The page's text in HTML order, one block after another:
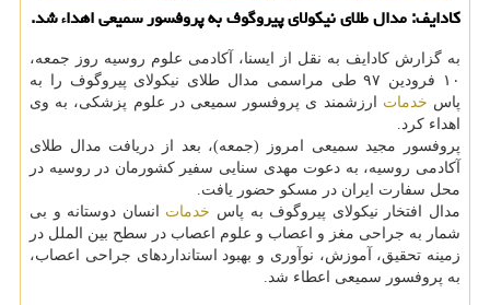
كادایف: مدال طلای نیكولای پیروگوف به پروفسور سمیعی اهداء شد.
به گزارش كادایف به نقل از ایسنا، آكادمی علوم روسیه روز جمعه،
۱۰ فرودین ۹۷ طی مراسمی مدال طلای نیكولای پیروگوف را به
پاس خدمات ارزشمند ی پروفسور سمیعی در علوم پزشكی، به وی
اهداء كرد.
پروفسور مجید سمیعی امروز (جمعه)، بعد از دریافت مدال طلای
آكادمی روسیه، به دعوت مهدی سنایی سفیر كشورمان در روسیه در
محل سفارت ایران در مسكو حضور یافت.
مدال افتخار نیكولای پیروگوف به پاس خدمات انسان دوستانه و بی
شمار به جراحی مغز و اعصاب و علوم اعصاب در سطح بین الملل در
زمینه تحقیق، آموزش، نوآوری و بهبود استانداردهای جراحی اعصاب،
به پروفسور سمیعی اعطاء شد.